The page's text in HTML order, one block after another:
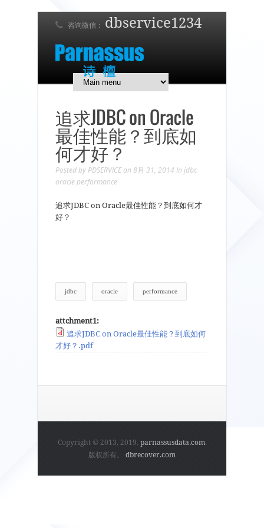
咨询微信： dbservice1234
7 x 24 在线支持！
简体中文 日本語
追求JDBC on Oracle
最佳性能？到底如
何才好？
Posted by PDSERVICE on 8月 31, 2014 In jdbc
oracle performance
追求JDBC on Oracle最佳性能？到底如何才
好？
jdbc oracle performance
attchment1:
追求JDBC on Oracle最佳性能？到底如何
才好？.pdf
Copyright © 2013, 2019, parnassusdata.com.
版权所有。 dbrecover.com